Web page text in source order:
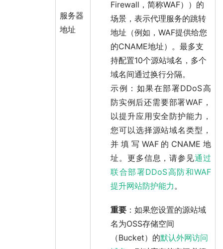
服务器
地址
Firewall，简称WAF） ）的
场景，表示代理服务的跳转
地址（例如，WAF提供给您
的CNAME地址）。最多支
持配置10个源站域名，多个
域名间通过换行分隔。
示例：如果在部署DDoS高
防实例后还需要部署WAF，
以提升应用安全防护能力，
您可以选择源站域名类型，
并填写WAF的CNAME地
址。更多信息，请参见通过
联合部署DDoS高防和WAF
提升网站防护能力 。
重要 ：如果您设置的源站域
名为OSS存储空间
（Bucket）的默认外网访问